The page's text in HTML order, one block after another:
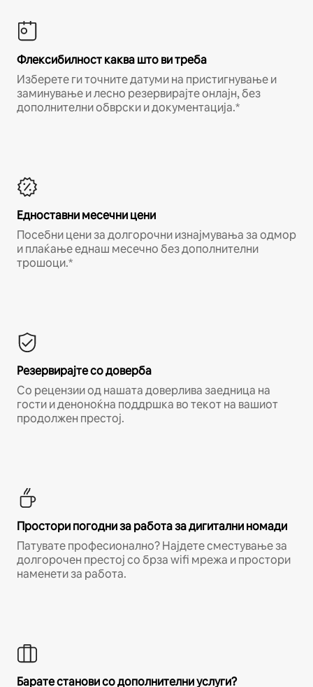
Флексибилност каква што ви треба
Изберете ги точните датуми на пристигнување и
заминување и лесно резервирајте онлајн, без
дополнителни обврски и документација.*
Едноставни месечни цени
Посебни цени за долгорочни изнајмувања за одмор
и плаќање еднаш месечно без дополнителни
трошоци.*
Резервирајте со доверба
Со рецензии од нашата доверлива заедница на
гости и деноноќна поддршка во текот на вашиот
продолжен престој.
Простори погодни за работа за дигитални номади
Патувате професионално? Најдете сместување за
долгорочен престој со брза wifi мрежа и простори
наменети за работа.
Барате станови со дополнителни услуги?